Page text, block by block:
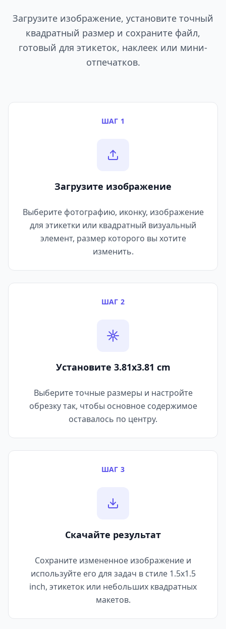
Загрузите изображение, установите точный
квадратный размер и сохраните файл,
готовый для этикеток, наклеек или мини-
отпечатков.
ШАГ 1
Загрузите изображение
Выберите фотографию, иконку, изображение
для этикетки или квадратный визуальный
элемент, размер которого вы хотите
изменить.
ШАГ 2
Установите 3.81x3.81 cm
Выберите точные размеры и настройте
обрезку так, чтобы основное содержимое
оставалось по центру.
ШАГ 3
Скачайте результат
Сохраните измененное изображение и
используйте его для задач в стиле 1.5x1.5
inch, этикеток или небольших квадратных
макетов.